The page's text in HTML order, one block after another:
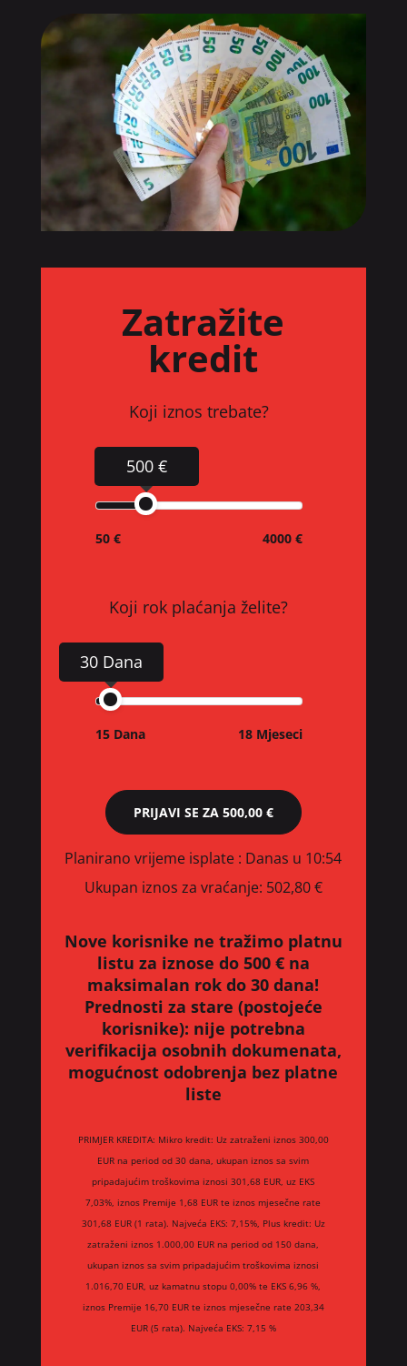
Zatražite
kredit
Koji iznos trebate?
500 €
50 € 4000 €
Koji rok plaćanja želite?
30 Dana
15 Dana 18 Mjeseci
PRIJAVI SE ZA 500,00 €
Planirano vrijeme isplate : Danas u 10:54
Ukupan iznos za vraćanje: 502,80 €
Nove korisnike ne tražimo platnu
listu za iznose do 500 € na
maksimalan rok do 30 dana!
Prednosti za stare (postojeće
korisnike): nije potrebna
verifikacija osobnih dokumenata,
mogućnost odobrenja bez platne
liste
PRIMJER KREDITA: Mikro kredit: Uz zatraženi iznos 300,00
EUR na period od 30 dana, ukupan iznos sa svim
pripadajućim troškovima iznosi 301,68 EUR, uz EKS
7,03%, iznos Premije 1,68 EUR te iznos mjesečne rate
301,68 EUR (1 rata). Najveća EKS: 7,15%, Plus kredit: Uz
zatraženi iznos 1.000,00 EUR na period od 150 dana,
ukupan iznos sa svim pripadajućim troškovima iznosi
1.016,70 EUR, uz kamatnu stopu 0,00% te EKS 6,96 %,
iznos Premije 16,70 EUR te iznos mjesečne rate 203,34
EUR (5 rata). Najveća EKS: 7,15 %